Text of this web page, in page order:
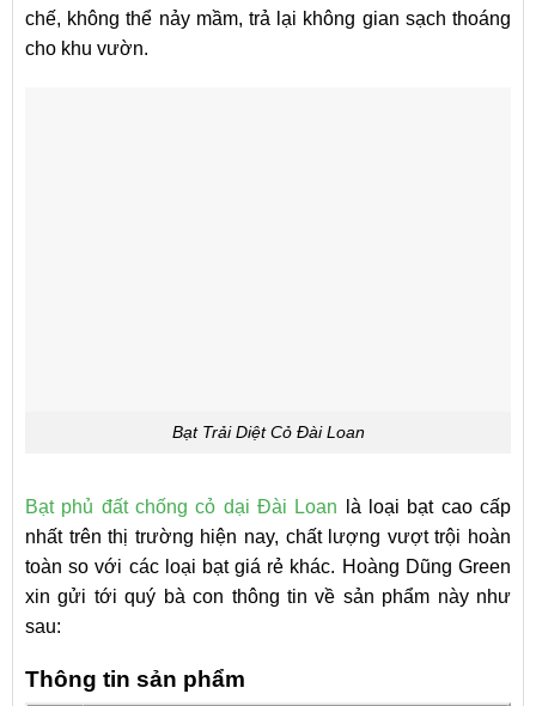
chế, không thể nảy mầm, trả lại không gian sạch thoáng
cho khu vườn.
Bạt Trải Diệt Cỏ Đài Loan
Bạt phủ đất chống cỏ dại Đài Loan là loại bạt cao cấp
nhất trên thị trường hiện nay, chất lượng vượt trội hoàn
toàn so với các loại bạt giá rẻ khác. Hoàng Dũng Green
xin gửi tới quý bà con thông tin về sản phẩm này như
sau:
Thông tin sản phẩm